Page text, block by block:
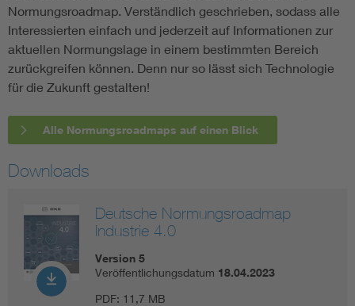
Normungsroadmap. Verständlich geschrieben, sodass alle
Interessierten einfach und jederzeit auf Informationen zur
aktuellen Normungslage in einem bestimmten Bereich
zurückgreifen können. Denn nur so lässt sich Technologie
für die Zukunft gestalten!
Alle Normungsroadmaps auf einen Blick
Downloads
Deutsche Normungsroadmap
Industrie 4.0
Version 5
Veröffentlichungsdatum 18.04.2023
PDF: 11,7 MB